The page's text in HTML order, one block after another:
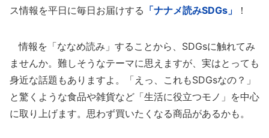
ス情報を平日に毎日お届けする 「ナナメ読みSDGs」 ！
情報を「ななめ読み」することから、SDGsに触れてみ
ませんか。難しそうなテーマに思えますが、実はとっても
身近な話題もありますよ。「えっ、これもSDGsなの？」
と驚くような食品や雑貨など「生活に役立つモノ」を中心
に取り上げます。思わず買いたくなる商品があるかも。